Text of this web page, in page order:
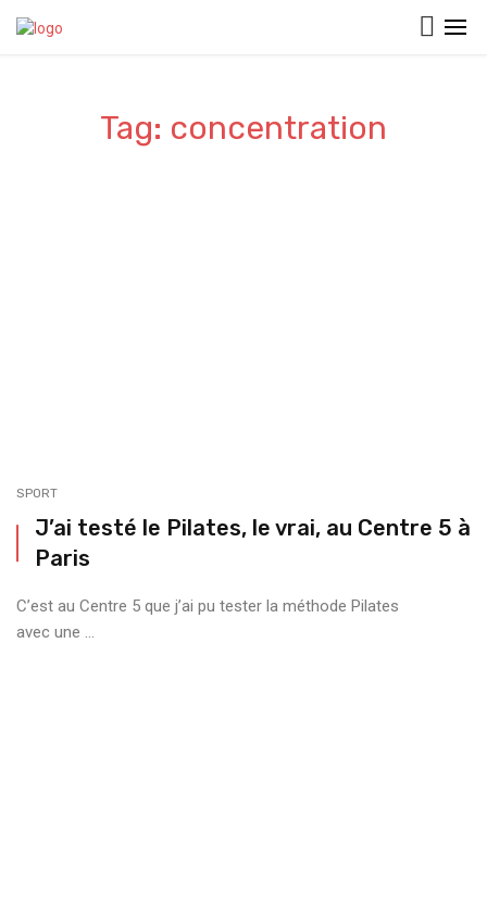
Tag: concentration
SPORT
J’ai testé le Pilates, le vrai, au Centre 5 à
Paris
C’est au Centre 5 que j’ai pu tester la méthode Pilates
avec une ...